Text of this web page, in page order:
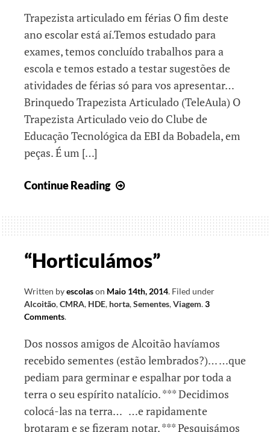
Trapezista articulado em férias O fim deste
ano escolar está aí.Temos estudado para
exames, temos concluído trabalhos para a
escola e temos estado a testar sugestões de
atividades de férias só para vos apresentar…
Brinquedo Trapezista Articulado (TeleAula) O
Trapezista Articulado veio do Clube de
Educação Tecnológica da EBI da Bobadela, em
peças. É um […]
Continue Reading
jogos…
e
exames!
“Horticulámos”
Written byescolason Maio 14th, 2014. Filed under
Alcoitão,CMRA, HDE, horta,Sementes,Viagem.3
Comments.
Dos nossos amigos de Alcoitão havíamos
recebido sementes (estão lembrados?)… …que
pediam para germinar e espalhar por toda a
terra o seu espírito natalício. *** Decidimos
colocá-las na terra… …e rapidamente
brotaram e se fizeram notar. *** Pesquisámos